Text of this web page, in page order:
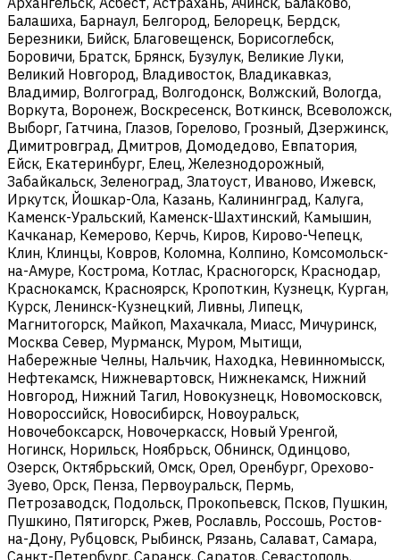
Балашиха, Барнаул, Белгород, Белорецк, Бердск,
Березники, Бийск, Благовещенск, Борисоглебск,
Боровичи, Братск, Брянск, Бузулук, Великие Луки,
Великий Новгород, Владивосток, Владикавказ,
Владимир, Волгоград, Волгодонск, Волжский, Вологда,
Воркута, Воронеж, Воскресенск, Воткинск, Всеволожск,
Выборг, Гатчина, Глазов, Горелово, Грозный, Дзержинск,
Димитровград, Дмитров, Домодедово, Евпатория,
Ейск, Екатеринбург, Елец, Железнодорожный,
Забайкальск, Зеленоград, Златоуст, Иваново, Ижевск,
Иркутск, Йошкар-Ола, Казань, Калининград, Калуга,
Каменск-Уральский, Каменск-Шахтинский, Камышин,
Качканар, Кемерово, Керчь, Киров, Кирово-Чепецк,
Клин, Клинцы, Ковров, Коломна, Колпино, Комсомольск-
на-Амуре, Кострома, Котлас, Красногорск, Краснодар,
Краснокамск, Красноярск, Кропоткин, Кузнецк, Курган,
Курск, Ленинск-Кузнецкий, Ливны, Липецк,
Магнитогорск, Майкоп, Махачкала, Миасс, Мичуринск,
Москва Север, Мурманск, Муром, Мытищи,
Набережные Челны, Нальчик, Находка, Невинномысск,
Нефтекамск, Нижневартовск, Нижнекамск, Нижний
Новгород, Нижний Тагил, Новокузнецк, Новомосковск,
Новороссийск, Новосибирск, Новоуральск,
Новочебоксарск, Новочеркасск, Новый Уренгой,
Ногинск, Норильск, Ноябрьск, Обнинск, Одинцово,
Озерск, Октябрьский, Омск, Орел, Оренбург, Орехово-
Зуево, Орск, Пенза, Первоуральск, Пермь,
Петрозаводск, Подольск, Прокопьевск, Псков, Пушкин,
Пушкино, Пятигорск, Ржев, Рославль, Россошь, Ростов-
на-Дону, Рубцовск, Рыбинск, Рязань, Салават, Самара,
Санкт-Петербург, Саранск, Саратов, Севастополь,